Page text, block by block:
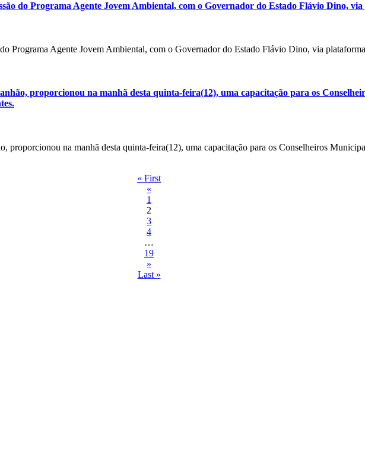
do Programa Agente Jovem Ambiental, com o Governador do Estado Flávio Dino,
Programa Agente Jovem Ambiental, com o Governador do Estado Flávio Dino, via
proporcionou na manhã desta quinta-feira(12), uma capacitação para os
proporcionou na manhã desta quinta-feira(12), uma capacitação para os Conselheiros
« First
«
1
2
3
4
…
19
»
Last »